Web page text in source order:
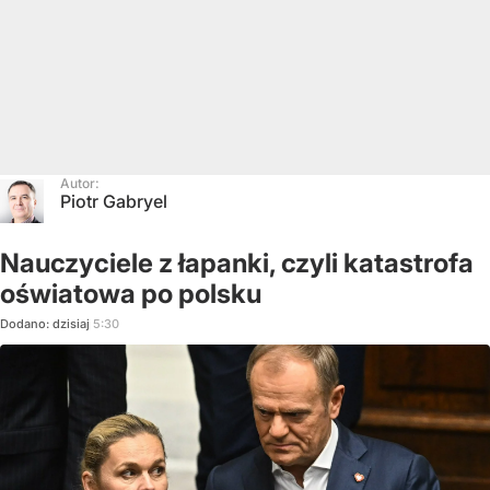
Autor:
Piotr Gabryel
Nauczyciele z łapanki, czyli katastrofa
oświatowa po polsku
Dodano: dzisiaj 5:30